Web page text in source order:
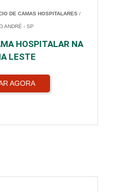
DE CAMAS HOSPITALARES /
ANDRÉ - SP
HOSPITALAR NA
LESTE
AGORA